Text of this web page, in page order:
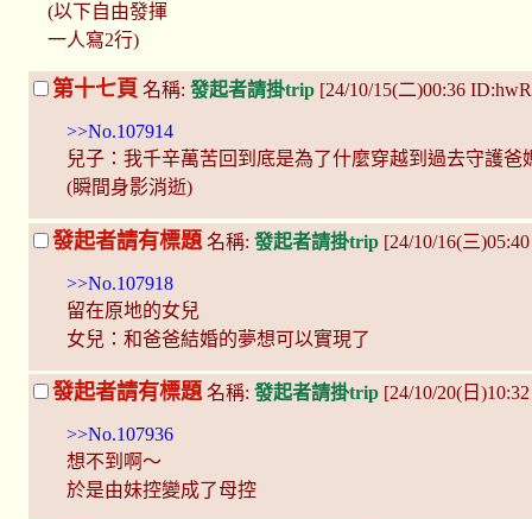
(以下自由發揮
一人寫2行)
第十七頁 名稱: 發起者請掛trip [24/10/15(二)00:36
>>No.107914
兒子：我千辛萬苦回到底是為了什麼穿越到過去守護
(瞬間身影消逝)
發起者請有標題 名稱: 發起者請掛trip [24/10/16(三
>>No.107918
留在原地的女兒
女兒：和爸爸結婚的夢想可以實現了
發起者請有標題 名稱: 發起者請掛trip [24/10/20(日
>>No.107936
想不到啊～
於是由妹控變成了母控